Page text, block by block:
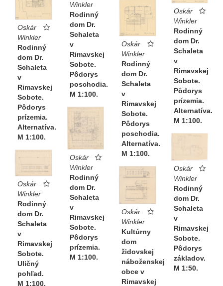
Winkler
Rodinný
dom Dr.
Schaleta
v
Rimavskej
Sobote.
Pôdorys
poschodia.
M 1:100.
Oskár
Winkler
Rodinný
dom Dr.
Schaleta
v
Rimavskej
Sobote.
Pôdorys
prízemia.
Alternatíva.
M 1:100.
Oskár
Winkler
Rodinný
dom Dr.
Schaleta
v
Rimavskej
Sobote.
Pôdorys
prízemia.
Alternatíva.
M 1:100.
Oskár
Winkler
Rodinný
dom Dr.
Schaleta
v
Rimavskej
Sobote.
Pôdorys
poschodia.
Alternatíva.
M 1:100.
Oskár
Winkler
Rodinný
dom Dr.
Schaleta
v
Rimavskej
Sobote.
Pôdorys
prízemia.
M 1:100.
Oskár
Winkler
Rodinný
dom Dr.
Schaleta
v
Rimavskej
Sobote.
Pôdorys
základov.
M 1:50.
Oskár
Winkler
Rodinný
dom Dr.
Schaleta
v
Rimavskej
Sobote.
Uličný
pohľad.
M 1:100.
Oskár
Winkler
Kultúrny
dom
židovskej
náboženskej
obce v
Rimavskej